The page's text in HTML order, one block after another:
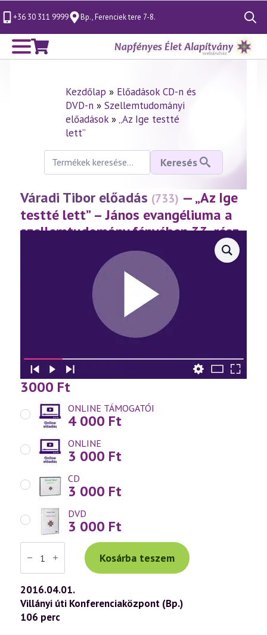
+36 30 311 9999 Bp., Ferenciek tere 7-8.
Search
for:
Kezdőlap » Előadások CD-n és
DVD-n» Szellemtudományi
előadások»„Az Ige testté
lett”
Keresés
következőre:
Keresés
Váradi Tibor előadás (733) — „Az Ige
testté lett” – János evangéliuma a
szellemtudomány fényében 33. rész
3000 Ft
ONLINE TÁMOGATÓI
4 000 Ft
ONLINE
3 000 Ft
CD
3 000 Ft
DVD
3 000 Ft
Váradi
Tibor
előadás
(733)
—
„Az
Ige
testté
lett”
Kosárba teszem
2016.04.01.
Villányi úti Konferenciaközpont (Bp.)
106 perc